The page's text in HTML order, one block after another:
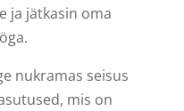
ja jätkasin oma
nukramas seisus
mis on